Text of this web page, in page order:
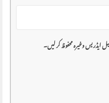
ایڈریس وغیرہ محفوظ کر لیں۔